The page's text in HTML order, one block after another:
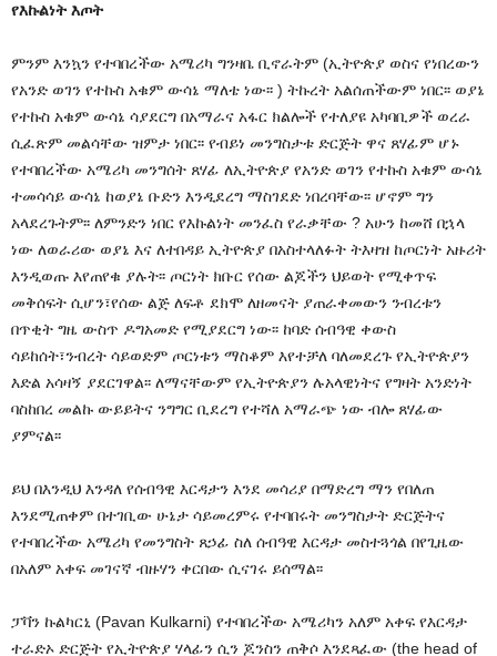
የእኩልነት እጦት
ምንም እንኳን የተባበረችው አሜሪካ ግንዛቤ ቢኖራትም (ኢትዮጵያ ወስና የነበረውን
የአንድ ወገን የተኩስ አቁም ውሳኔ ማለቴ ነው፡፡ ) ትኩረት አልሰጠችውም ነበር፡፡ ወያኔ
የተኩስ አቁም ውሳኔ ሳያደርግ በአማራና አፋር ክልሎች የተለያዩ አካባቢዎች ወረራ
ሲፈጽም መልሳቸው ዝምታ ነበር፡፡ የብይነ መንግስታቱ ድርጅት ዋና ጸሃፊም ሆኑ
የተባበረችው አሜሪካ መንግሰት ጸሃፊ ለኢትዮጵያ የአንድ ወገን የተኩስ አቁም ውሳኔ
ተመሳሳይ ውሳኔ ከወያኔ ቡድን እንዲደረግ ማስገደድ ነበረባቸው፡፡ ሆኖም ግን
አላደረጉትም፡፡ ለምንድን ነበር የእኩልነት መንፈስ የራቃቸው ? አሁን ከመሸ በኋላ
ነው ለወራሪው ወያኔ እና ለተበዳይ ኢትዮጵያ በአስተላለፉት ትእዛዝ ከጦርነት አዙሪት
እንዲወጡ እየጠየቁ ያሉት፡፡ ጦርነት ክቡር የሰው ልጆችን ህይወት የሚቀጥፍ
መቅሰፍት ሲሆን፣የሰው ልጅ ለፍቶ ደክሞ ለዘመናት ያጠራቀመውን ንብረቱን
በጥቂት ግዜ ውስጥ ዶግአመድ የሚያደርግ ነው፡፡ ከባድ ሰብዓዊ ቀውስ
ሳይከሰት፣ንብረት ሳይወድም ጦርነቱን ማስቆም እየተቻለ ባለመደረጉ የኢትዮጵያን
እድል አሳዛኝ ያደርገዋል፡፡ ለማናቸውም የኢትዮጵያን ሉአላዊነትና የግዛት አንድነት
ባስከበረ መልኩ ውይይትና ንግግር ቢደረግ የተሻለ አማራጭ ነው ብሎ ጸሃፊው
ያምናል፡፡
ይህ በእንዲህ እንዳለ የሰብዓዊ እርዳታን እንደ መሳሪያ በማድረግ ማን የበለጠ
እንደሚጠቀም በተገቢው ሁኔታ ሳይመረምሩ የተባበሩት መንግስታት ድርጅትና
የተባበረችው አሜሪካ የመንግስት ጸኃፊ ስለ ሰብዓዊ እርዳታ መስተጓጎል በየጊዜው
በአለም አቀፍ መገናኛ ብዙሃን ቀርበው ሲናገሩ ይሰማል፡፡
ፓቫን ኩልካርኒ (Pavan Kulkarni) የተባበረችው አሜሪካን አለም አቀፍ የእርዳታ
ተራድኦ ድርጅት የኢትዮጵያ ሃላፊን ሲን ጆንስን ጠቅሶ እንደጻፈው (the head of